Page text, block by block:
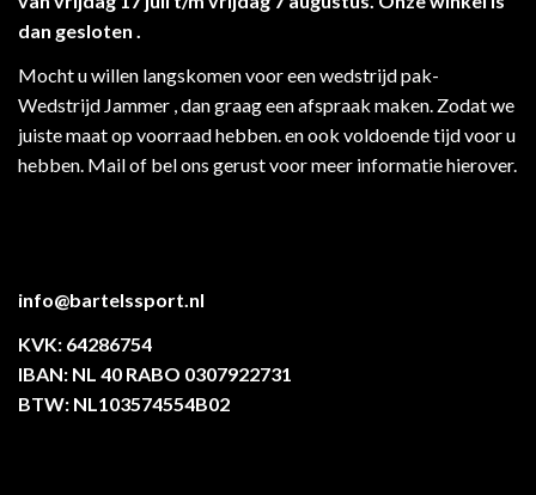
dan gesloten .
Mocht u willen langskomen voor een wedstrijd pak-
Wedstrijd Jammer , dan graag een afspraak maken. Zodat we
juiste maat op voorraad hebben. en ook voldoende tijd voor u
hebben. Mail of bel ons gerust voor meer informatie hierover.
info@bartelssport.nl
KVK: 64286754
IBAN: NL 40 RABO 0307922731
BTW: NL103574554B02